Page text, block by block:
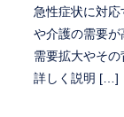
急性症状に対
や介護の需要
需要拡大やそ
詳しく説明 […]